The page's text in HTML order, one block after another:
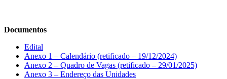
Documentos
Edital
Anexo 1 – Calendário (retificado – 19/12/2024)
Anexo 2 – Quadro de Vagas (retificado – 29/01/2025)
Anexo 3 – Endereço das Unidades